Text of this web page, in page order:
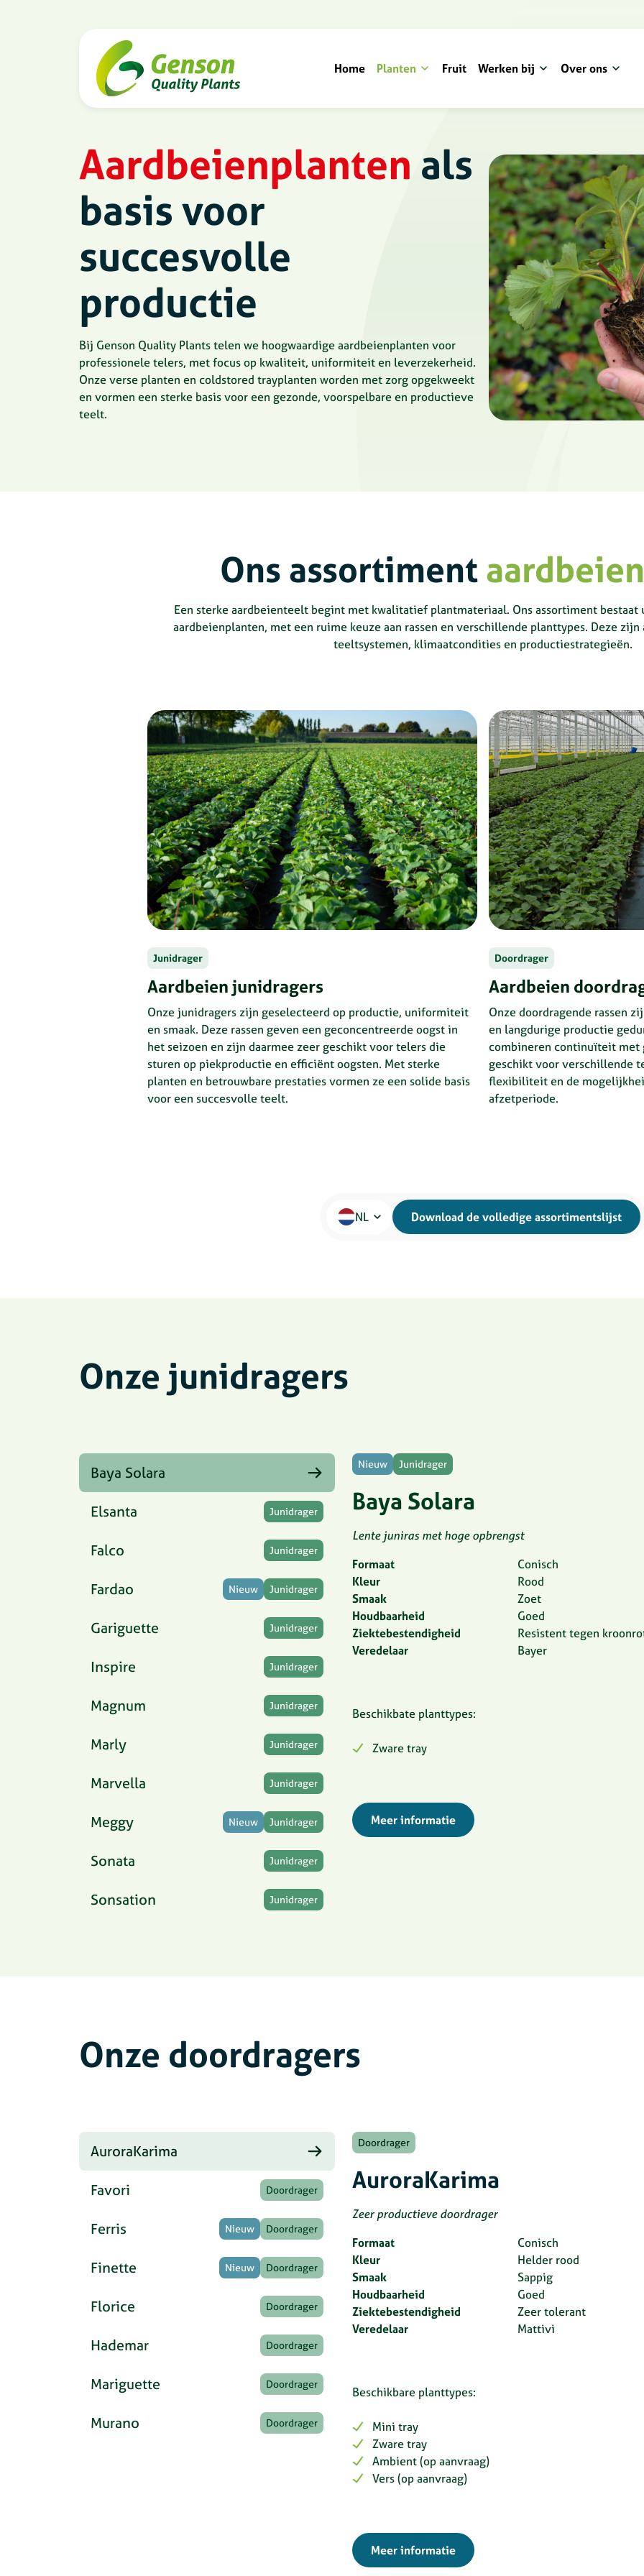
Home Planten Fruit Werken bij Over ons
Aardbeienplanten als
basis voor
succesvolle
productie
Bij Genson Quality Plants telen we hoogwaardige aardbeienplanten voor
professionele telers, met focus op kwaliteit, uniformiteit en leverzekerheid.
Onze verse planten en coldstored trayplanten worden met zorg opgekweekt
en vormen een sterke basis voor een gezonde, voorspelbare en productieve
teelt.
Ons assortiment
Een sterke aardbeienteelt begint met kwalitatief plantmateriaal. Ons assortiment
aardbeienplanten, met een ruime keuze aan rassen en verschillende planttypes. Deze
teeltsystemen, klimaatcondities en productiestrategieën.
Junidrager
Aardbeien junidragers
Onze junidragers zijn geselecteerd op productie, uniformiteit
en smaak. Deze rassen geven een geconcentreerde oogst in
het seizoen en zijn daarmee zeer geschikt voor telers die
sturen op piekproductie en efficiënt oogsten. Met sterke
planten en betrouwbare prestaties vormen ze een solide basis
voor een succesvolle teelt.
Doordrager
Aardbeien
Onze doordragende rassen
en langdurige productie
combineren continuïteit
geschikt voor verschillende
flexibiliteit en de
afzetperiode.
NL Download de volledige assortimentslijst
Onze junidragers
Baya Solara
Elsanta Junidrager
Falco Junidrager
Fardao Nieuw Junidrager
Gariguette Junidrager
Inspire Junidrager
Magnum Junidrager
Marly Junidrager
Marvella Junidrager
Meggy Nieuw Junidrager
Sonata Junidrager
Sonsation Junidrager
Nieuw Junidrager
Baya Solara
Lente juniras met hoge opbrengst
Formaat
Conisch
Kleur
Rood
Smaak
Zoet
Houdbaarheid
Goed
Ziektebestendigheid
Resistent tegen
Veredelaar
Bayer
Beschikbate planttypes:
Zware tray
Meer informatie
Onze doordragers
AuroraKarima
Favori Doordrager
Ferris Nieuw Doordrager
Finette Nieuw Doordrager
Florice Doordrager
Hademar Doordrager
Mariguette Doordrager
Murano Doordrager
Doordrager
AuroraKarima
Zeer productieve doordrager
Formaat
Conisch
Kleur
Helder rood
Smaak
Sappig
Houdbaarheid
Goed
Ziektebestendigheid
Zeer tolerant
Veredelaar
Mattivi
Beschikbare planttypes:
Mini tray
Zware tray
Ambient (op aanvraag)
Vers (op aanvraag)
Meer informatie